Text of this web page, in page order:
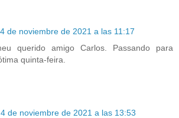
4 de noviembre de 2021 a las 11:17
querido amigo Carlos. Passando para
quinta-feira.
4 de noviembre de 2021 a las 13:53